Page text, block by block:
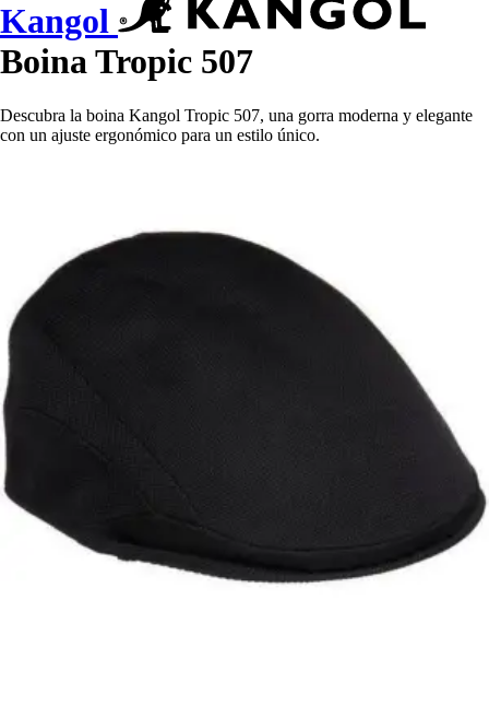
Kangol
Boina Tropic 507
Descubra la boina Kangol Tropic 507, una gorra moderna y elegante
con un ajuste ergonómico para un estilo único.